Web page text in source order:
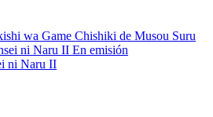
wa Game Chishiki de Musou Suru
En emisión
ni Naru II